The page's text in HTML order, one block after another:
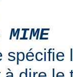
spécifie